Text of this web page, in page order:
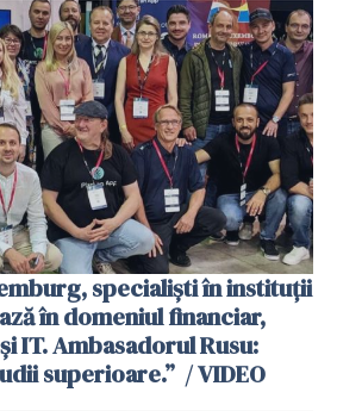
specialiști în instituții
în domeniul financiar,
IT. Ambasadorul Rusu:
superioare.” / VIDEO